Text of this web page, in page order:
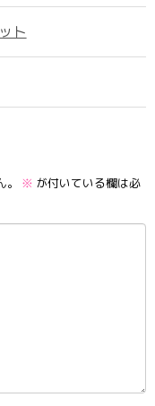
ト
※ が付いている欄は必